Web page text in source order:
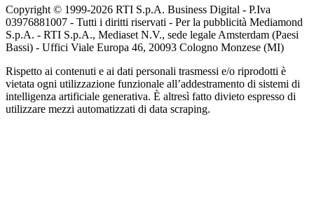
Copyright © 1999-2026 RTI S.p.A. Business Digital - P.Iva
03976881007 - Tutti i diritti riservati - Per la pubblicità Mediamond
S.p.A. - RTI S.p.A., Mediaset N.V., sede legale Amsterdam (Paesi
Bassi) - Uffici Viale Europa 46, 20093 Cologno Monzese (MI)
Rispetto ai contenuti e ai dati personali trasmessi e/o riprodotti è
vietata ogni utilizzazione funzionale all’addestramento di sistemi di
intelligenza artificiale generativa. È altresì fatto divieto espresso di
utilizzare mezzi automatizzati di data scraping.